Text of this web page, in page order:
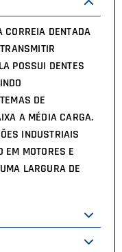
DENTADA
POSSUI DENTES
DE
A MÉDIA CARGA.
INDUSTRIAIS
EM MOTORES E
LARGURA DE